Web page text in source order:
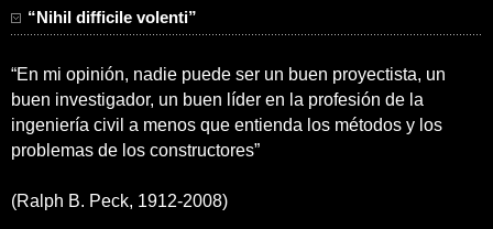
“Nihil difficile volenti”
“En mi opinión, nadie puede ser un buen proyectista, un
buen investigador, un buen líder en la profesión de la
ingeniería civil a menos que entienda los métodos y los
problemas de los constructores”
(Ralph B. Peck, 1912-2008)